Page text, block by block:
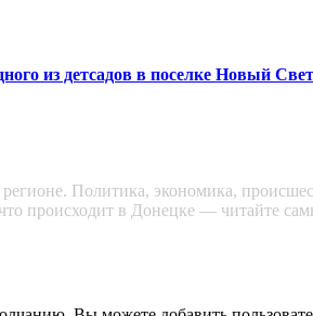
из детсадов в поселке Новый Свет
Политика, экономика,
происходит в Донецке — читайте